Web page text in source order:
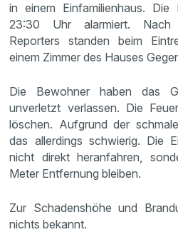
in einem Einfamilienhaus. Die
23:30 Uhr alarmiert. Nach
Reporters standen beim
einem Zimmer des Hauses
Die Bewohner haben das
unverletzt verlassen. Die
löschen. Aufgrund der
das allerdings schwierig. Die
nicht direkt heranfahren,
Meter Entfernung bleiben.
Zur Schadenshöhe und
nichts bekannt.